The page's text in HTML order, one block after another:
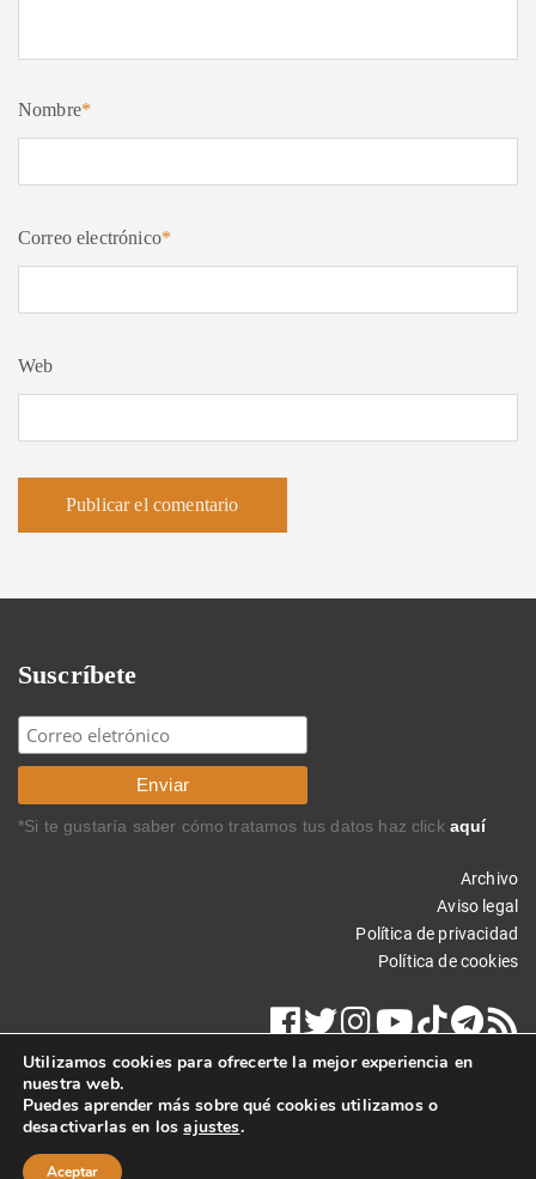
Nombre*
Correo electrónico*
Web
Suscríbete
*Si te gustaría saber cómo tratamos tus datos haz click aquí
Archivo
Aviso legal
Política de privacidad
Política de cookies
Copyright © 2017 Carlos Rodríguez Braun. Todos los derechos
reservados.
Utilizamos cookies para ofrecerte la mejor experiencia en
nuestra web.
Puedes aprender más sobre qué cookies utilizamos o
desactivarlas en losajustes.
Aceptar